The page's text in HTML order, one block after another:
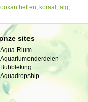
, koraal , alg,
sites
Aqua-Rium
Aquariumonderdelen
Bubbleking
Aquadropship